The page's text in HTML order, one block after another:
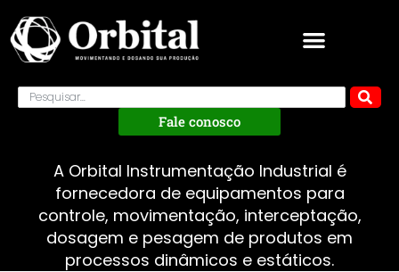
Fale conosco
A Orbital Instrumentação Industrial é
fornecedora de equipamentos para
controle, movimentação, interceptação,
dosagem e pesagem de produtos em
processos dinâmicos e estáticos.